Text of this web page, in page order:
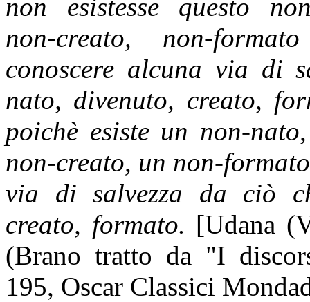
non esistesse questo
non-creato, non-
conoscere alcuna via di
nato, divenuto, creato,
poichè esiste un non-
non-creato, un non-
via di salvezza da ciò
creato, formato. [Udana
(Brano tratto da "I
195, Oscar Classici